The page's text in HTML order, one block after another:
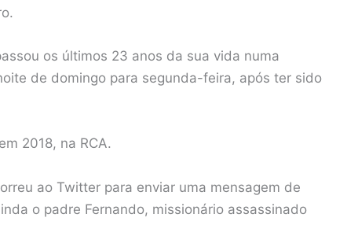
os últimos 23 anos da sua vida numa
de domingo para segunda-feira, após ter sido
2018, na RCA.
ao Twitter para enviar uma mensagem de
o padre Fernando, missionário assassinado